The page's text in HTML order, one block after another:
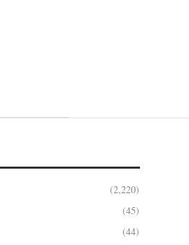
(2,220)
(45)
(44)